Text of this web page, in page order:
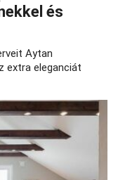
és
Aytan
extra eleganciát